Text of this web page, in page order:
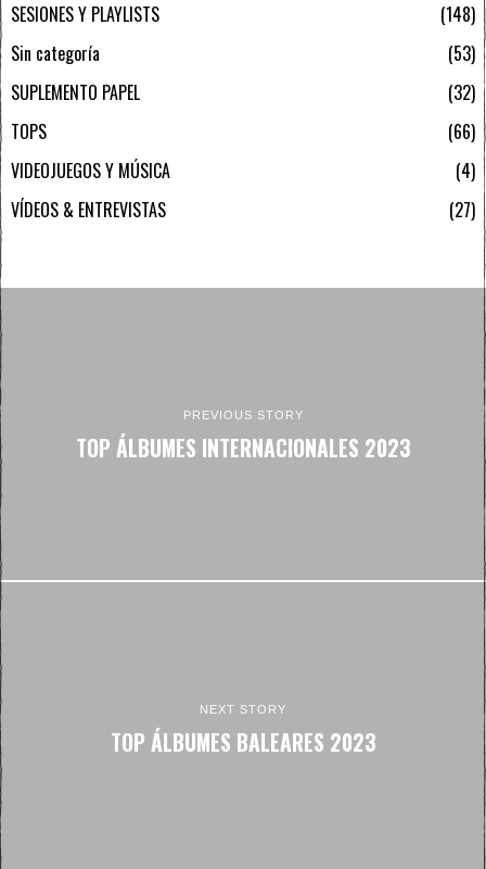
SESIONES Y PLAYLISTS
148
Sin categoría
53
SUPLEMENTO PAPEL
32
TOPS
66
VIDEOJUEGOS Y MÚSICA
4
VÍDEOS & ENTREVISTAS
27
PREVIOUS STORY
TOP ÁLBUMES INTERNACIONALES 2023
NEXT STORY
TOP ÁLBUMES BALEARES 2023